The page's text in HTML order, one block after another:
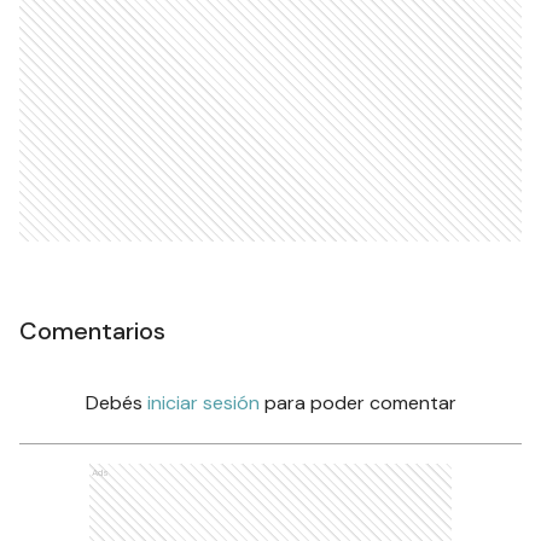
Comentarios
Debés iniciar sesión para poder comentar
Ads